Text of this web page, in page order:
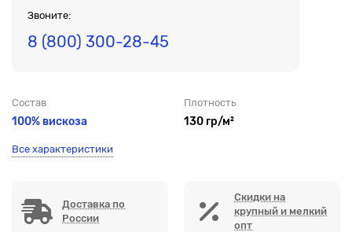
Звоните:
8 (800) 300-28-45
Состав
100% вискоза
Плотность
130 гр/м²
Все характеристики
Доставка по
России
Скидки на
крупный и мелкий
опт